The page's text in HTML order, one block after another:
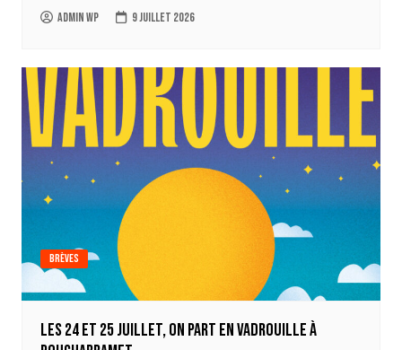
Admin WP 9 juillet 2026
Brèves
Les 24 et 25 juillet, on part en Vadrouille à